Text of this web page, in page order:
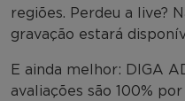
regiões. Perdeu a live?
gravação estará
E ainda melhor: DIGA
avaliações são 100%